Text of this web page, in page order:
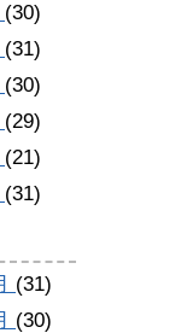
(30)
(31)
(30)
(29)
(21)
(31)
(31)
(30)